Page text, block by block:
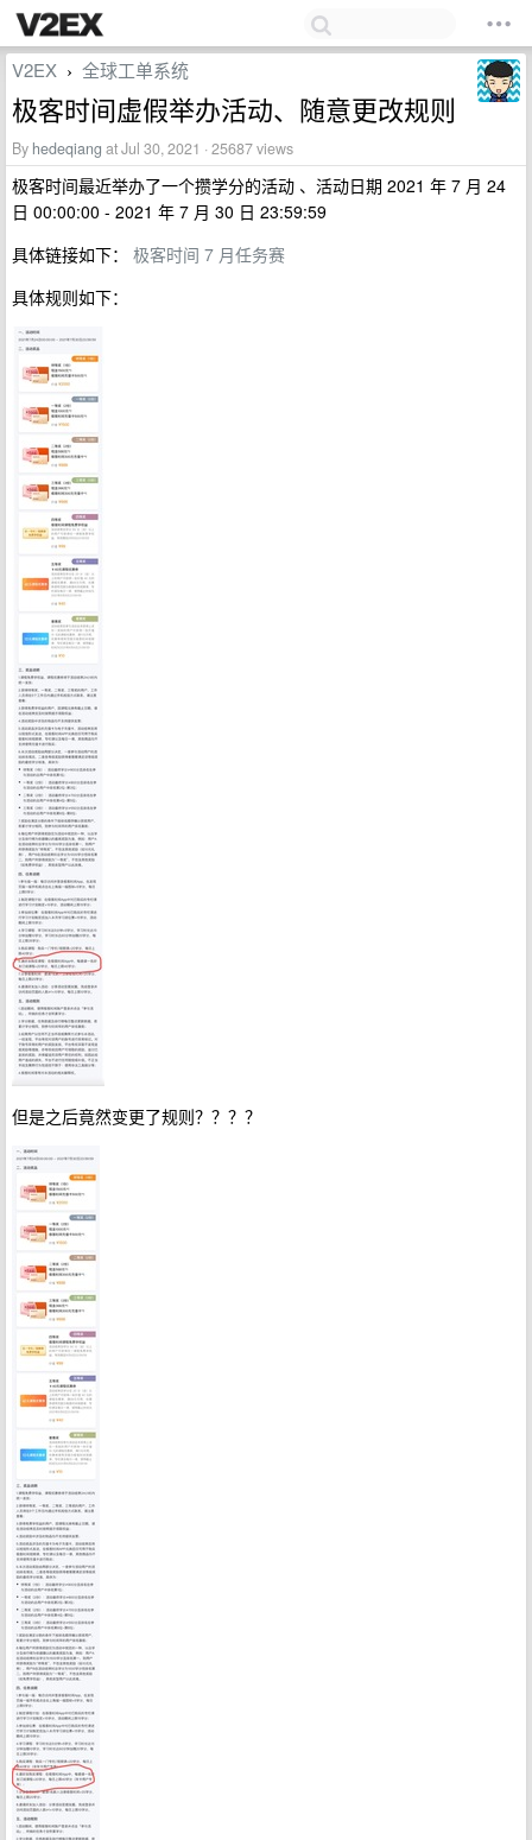
V2EX › 全球工单系统
极客时间虚假举办活动、随意更改规则
By hedeqiang at Jul 30, 2021 · 25687 views
极客时间最近举办了一个攒学分的活动 、活动日期 2021 年 7 月 24
日 00:00:00 - 2021 年 7 月 30 日 23:59:59
具体链接如下： 极客时间 7 月任务赛
具体规则如下：
但是之后竟然变更了规则？？？？